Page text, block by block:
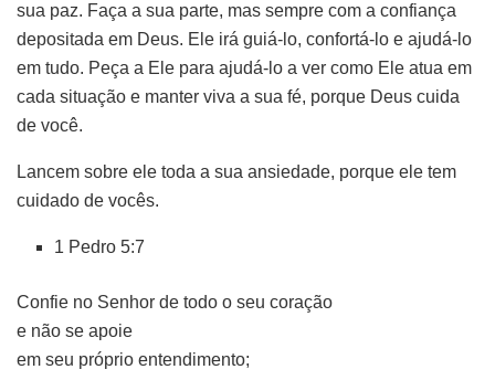
sua paz. Faça a sua parte, mas sempre com a confiança
depositada em Deus. Ele irá guiá-lo, confortá-lo e ajudá-lo
em tudo. Peça a Ele para ajudá-lo a ver como Ele atua em
cada situação e manter viva a sua fé, porque Deus cuida
de você.
Lancem sobre ele toda a sua ansiedade, porque ele tem
cuidado de vocês.
1 Pedro 5:7
Confie no Senhor de todo o seu coração
e não se apoie
em seu próprio entendimento;